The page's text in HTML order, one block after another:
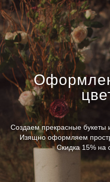
Создаем прекрасные букеты
Изящно оформляем
Скидка 15% на